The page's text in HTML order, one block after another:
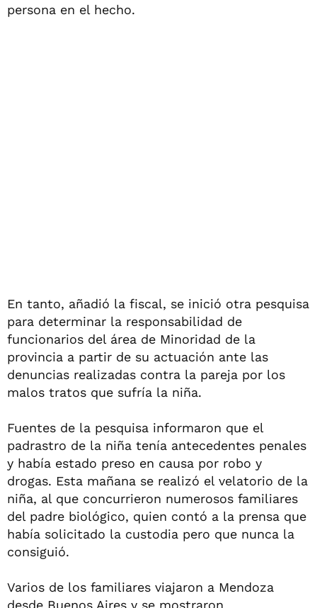
persona en el hecho.
En tanto, añadió la fiscal, se inició otra pesquisa
para determinar la responsabilidad de
funcionarios del área de Minoridad de la
provincia a partir de su actuación ante las
denuncias realizadas contra la pareja por los
malos tratos que sufría la niña.
Fuentes de la pesquisa informaron que el
padrastro de la niña tenía antecedentes penales
y había estado preso en causa por robo y
drogas. Esta mañana se realizó el velatorio de la
niña, al que concurrieron numerosos familiares
del padre biológico, quien contó a la prensa que
había solicitado la custodia pero que nunca la
consiguió.
Varios de los familiares viajaron a Mendoza
desde Buenos Aires y se mostraron